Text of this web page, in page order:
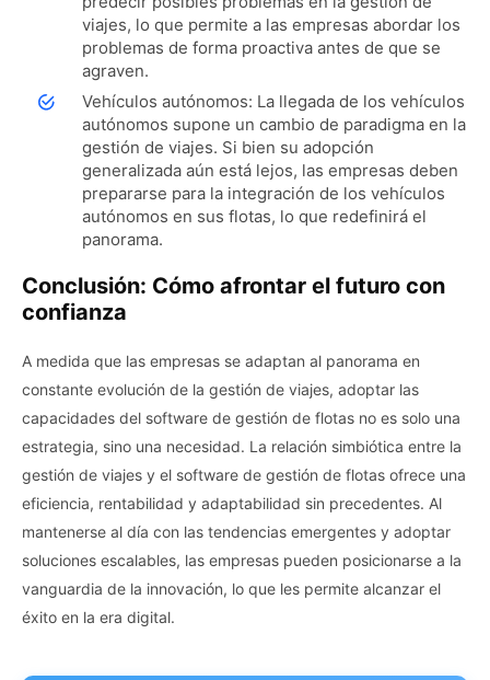
viajes, lo que permite a las empresas abordar los
problemas de forma proactiva antes de que se
agraven.
Vehículos autónomos: La llegada de los vehículos
autónomos supone un cambio de paradigma en la
gestión de viajes. Si bien su adopción
generalizada aún está lejos, las empresas deben
prepararse para la integración de los vehículos
autónomos en sus flotas, lo que redefinirá el
panorama.
Conclusión: Cómo afrontar el futuro con
confianza
A medida que las empresas se adaptan al panorama en
constante evolución de la gestión de viajes, adoptar las
capacidades del software de gestión de flotas no es solo una
estrategia, sino una necesidad. La relación simbiótica entre la
gestión de viajes y el software de gestión de flotas ofrece una
eficiencia, rentabilidad y adaptabilidad sin precedentes. Al
mantenerse al día con las tendencias emergentes y adoptar
soluciones escalables, las empresas pueden posicionarse a la
vanguardia de la innovación, lo que les permite alcanzar el
éxito en la era digital.